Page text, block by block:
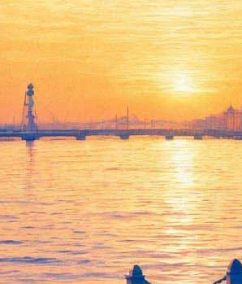
состоялась на «Нашествии», а
в 2019 году.
а потому что «просто так
подарок от группы.